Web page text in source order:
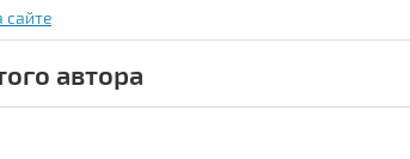
сайте
автора